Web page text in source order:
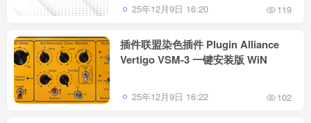
25年12月9日 16:20 119
插件联盟染色插件 Plugin Alliance
Vertigo VSM-3 一键安装版 WiN
25年12月9日 16:22 102